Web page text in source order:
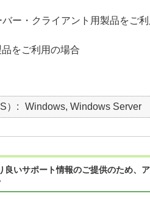
ー・クライアント用製品をご
をご利用の場合
） Windows, Windows Server
良いサポート情報のご提供のため